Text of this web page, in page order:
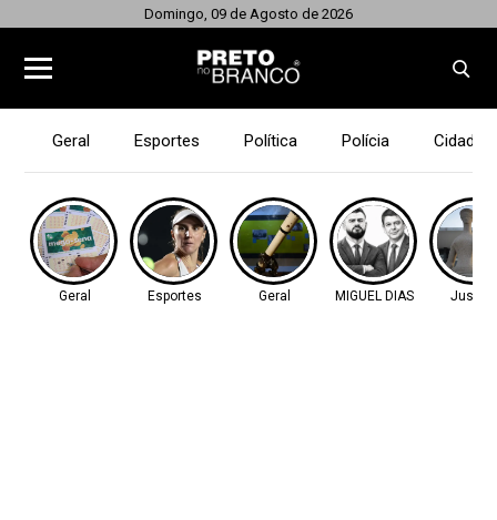
Domingo, 09 de Agosto de 2026
Geral Esportes Política Polícia Cidades
Geral Esportes Geral MIGUEL DIAS Justiça